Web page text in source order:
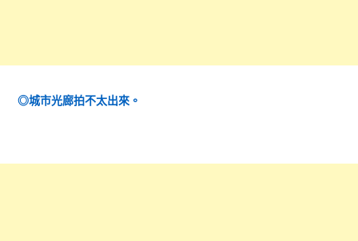
◎城市光廊拍不太出來。